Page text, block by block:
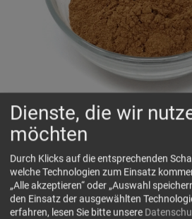
Galgantwurzel gemahlen
Warmwürzig, pfeffrig frisch und
🗺 Herkunft
Galgant ist eine traditionsreiche
Dienste, die wir
möchten
Durch Klicks auf die entsprechenden
welche Technologien zum Einsatz
„Alle akzeptieren“ oder „Auswahl
den Einsatz der ausgewählten
erfahren, lesen Sie bitte unsere